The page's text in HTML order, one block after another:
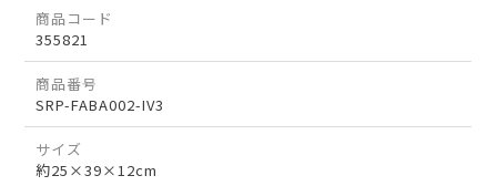
商品コード
355821
商品番号
SRP-FABA002-IV3
サイズ
約25×39×12cm